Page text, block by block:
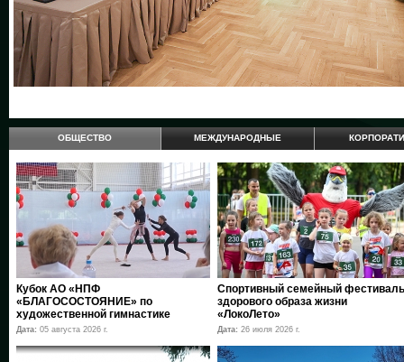
ОБЩЕСТВО МЕЖДУНАРОДНЫЕ
Кубок АО «НПФ
«БЛАГОСОСТОЯНИЕ» по
художественной гимнастике
Дата: 05 августа 2026 г.
Спортивный семейный фестиваль
здорового образа жизни
«ЛокоЛето»
Дата: 26 июля 2026 г.